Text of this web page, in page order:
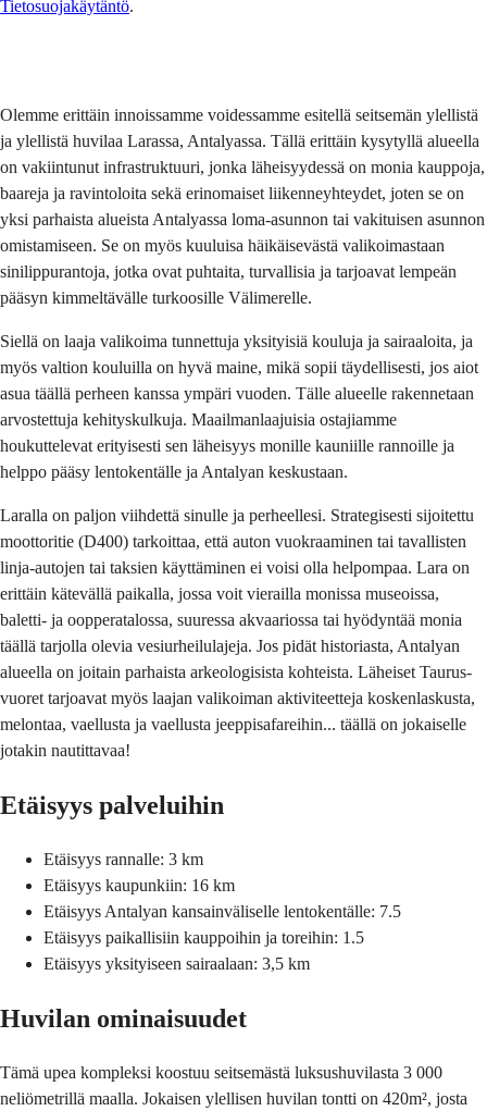
Tietosuojakäytäntö.
Olemme erittäin innoissamme voidessamme esitellä seitsemän ylellistä
ja ylellistä huvilaa Larassa, Antalyassa. Tällä erittäin kysytyllä alueella
on vakiintunut infrastruktuuri, jonka läheisyydessä on monia kauppoja,
baareja ja ravintoloita sekä erinomaiset liikenneyhteydet, joten se on
yksi parhaista alueista Antalyassa loma-asunnon tai vakituisen asunnon
omistamiseen. Se on myös kuuluisa häikäisevästä valikoimastaan
sinilippurantoja, jotka ovat puhtaita, turvallisia ja tarjoavat lempeän
pääsyn kimmeltävälle turkoosille Välimerelle.
Siellä on laaja valikoima tunnettuja yksityisiä kouluja ja sairaaloita, ja
myös valtion kouluilla on hyvä maine, mikä sopii täydellisesti, jos aiot
asua täällä perheen kanssa ympäri vuoden. Tälle alueelle rakennetaan
arvostettuja kehityskulkuja. Maailmanlaajuisia ostajiamme
houkuttelevat erityisesti sen läheisyys monille kauniille rannoille ja
helppo pääsy lentokentälle ja Antalyan keskustaan.
Laralla on paljon viihdettä sinulle ja perheellesi. Strategisesti sijoitettu
moottoritie (D400) tarkoittaa, että auton vuokraaminen tai tavallisten
linja-autojen tai taksien käyttäminen ei voisi olla helpompaa. Lara on
erittäin kätevällä paikalla, jossa voit vierailla monissa museoissa,
baletti- ja oopperatalossa, suuressa akvaariossa tai hyödyntää monia
täällä tarjolla olevia vesiurheilulajeja. Jos pidät historiasta, Antalyan
alueella on joitain parhaista arkeologisista kohteista. Läheiset Taurus-
vuoret tarjoavat myös laajan valikoiman aktiviteetteja koskenlaskusta,
melontaa, vaellusta ja vaellusta jeeppisafareihin... täällä on jokaiselle
jotakin nautittavaa!
Etäisyys palveluihin
Etäisyys rannalle: 3 km
Etäisyys kaupunkiin: 16 km
Etäisyys Antalyan kansainväliselle lentokentälle: 7.5
Etäisyys paikallisiin kauppoihin ja toreihin: 1.5
Etäisyys yksityiseen sairaalaan: 3,5 km
Huvilan ominaisuudet
Tämä upea kompleksi koostuu seitsemästä luksushuvilasta 3 000
neliömetrillä maalla. Jokaisen ylellisen huvilan tontti on 420m², josta